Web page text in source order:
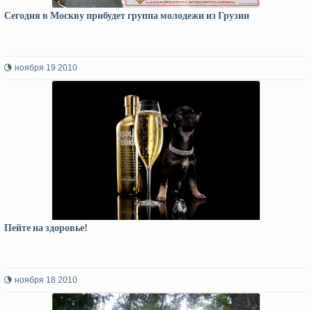
Сегодня в Москву прибудет группа молодежи из Грузии
ноября 19 2010
Пейте на здоровье!
ноября 18 2010